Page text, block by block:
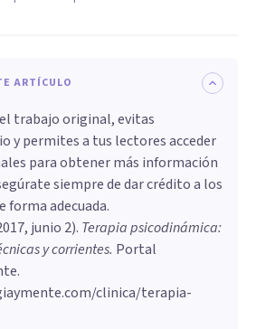
ARTÍCULO
trabajo original, evitas
y permites a tus lectores acceder
para obtener más información
siempre de dar crédito a los
forma adecuada.
junio 2). Terapia psicodinámica:
y corrientes. Portal
clinica/terapia-